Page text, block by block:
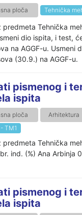
ploča Tehnička
predmeta Tehnička
dio ispita, i test,
na AGGF-u. Usmeni
(30.9.) na AGGF-u.
pismenog i
ispita
ploča
Arhitektura
TM1
predmeta Tehnička
ind. (%) Ana Arbinja
pismenog i
ispita